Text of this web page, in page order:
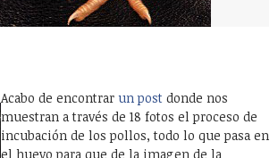
Acabo de encontrar un post donde nos
muestran a través de 18 fotos el proceso de
incubación de los pollos, todo lo que pasa en
el huevo para que de la imagen de la